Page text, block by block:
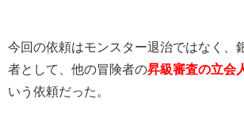
今回の依頼はモンスター退治ではなく、
者として、他の冒険者の昇級審査の立会
いう依頼だった。